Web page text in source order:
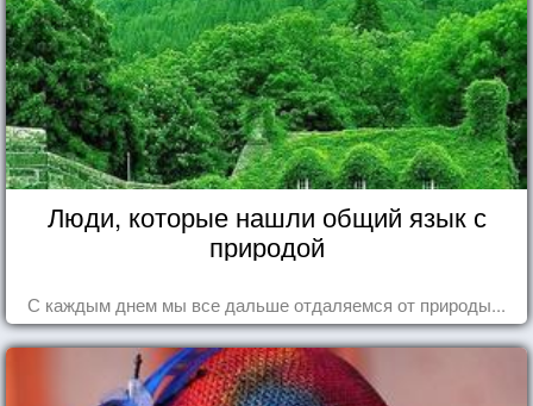
Люди, которые нашли общий язык с
природой
С каждым днем мы все дальше отдаляемся от природы...